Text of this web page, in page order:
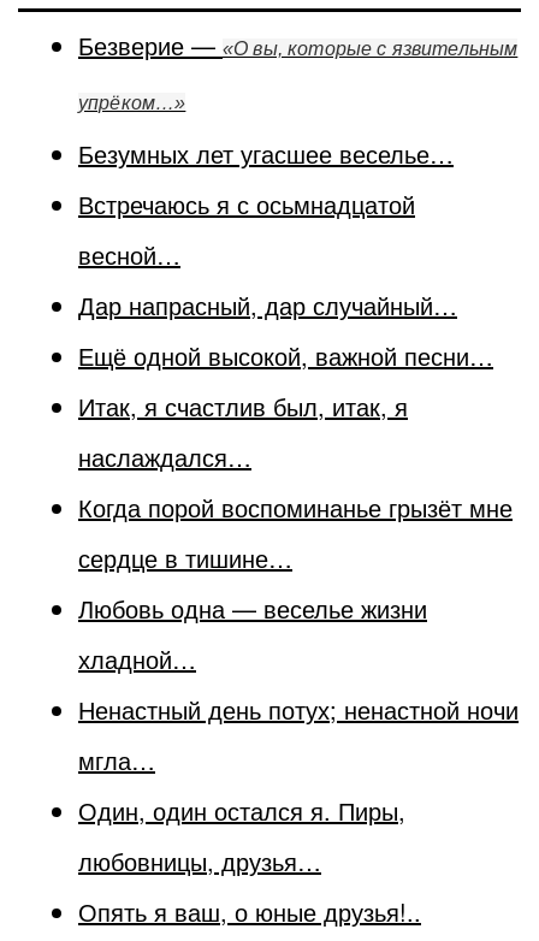
Безверие — «О вы, которые с язвительным
упрёком…»
Безумных лет угасшее веселье…
Встречаюсь я с осьмнадцатой
весной…
Дар напрасный, дар случайный…
Ещё одной высокой, важной песни…
Итак, я счастлив был, итак, я
наслаждался…
Когда порой воспоминанье грызёт мне
сердце в тишине…
Любовь одна — веселье жизни
хладной…
Ненастный день потух; ненастной ночи
мгла…
Один, один остался я. Пиры,
любовницы, друзья…
Опять я ваш, о юные друзья!..